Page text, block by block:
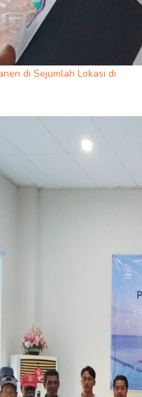
di Sejumlah Lokasi di